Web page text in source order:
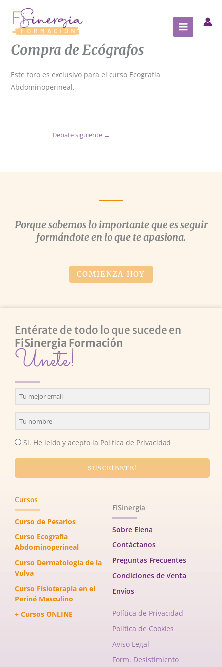
contenido
Compra de Ecógrafos
Este foro es exclusivo para el curso Ecografía
Abdominoperineal.
Debate siguiente →
Porque sabemos lo importante que es seguir
formándote en lo que te apasiona.
COMIENZA HOY
Entérate de todo lo que sucede en
FiSinergia Formación
Únete!
Sí. He leído y acepto la Política de Privacidad
SUSCRÍBETE!
Cursos
Curso de Pesarios
Curso Ecografía
Abdominoperineal
Curso Dermatología de la
Vulva
Curso Fisioterapia en el
Periné Masculino
+ Cursos ONLINE
FiSinergia
Sobre Elena
Contáctanos
Preguntas Frecuentes
Condiciones de Venta
Envíos
Política de Privacidad
Política de Cookies
Aviso Legal
Form. Desistimiento